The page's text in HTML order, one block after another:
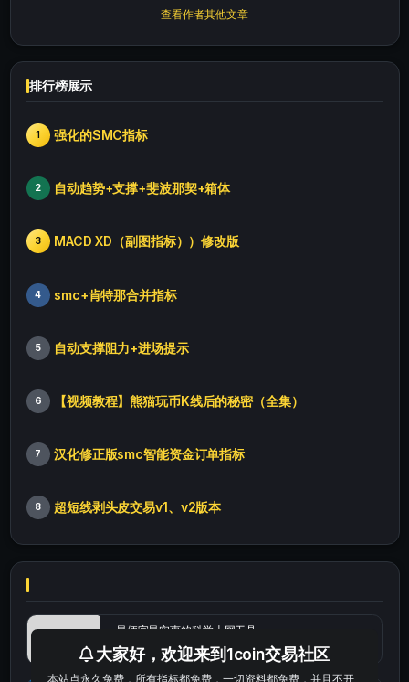
查看作者其他文章
排行榜展示
1 强化的SMC指标
2 自动趋势+支撑+斐波那契+箱体
3 MACD XD（副图指标））修改版
4 smc+肯特那合并指标
5 自动支撑阻力+进场提示
6 【视频教程】熊猫玩币K线后的秘密（全集）
7 汉化修正版smc智能资金订单指标
8 超短线剥头皮交易v1、v2版本
最便宜最实惠的科学上网工具
大家好，欢迎来到1coin交易社区
本站点永久免费，所有指标都免费，一切资料都免费，并且不开